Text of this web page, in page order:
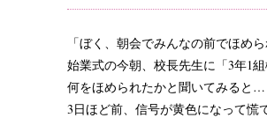
「ぼく、朝会でみんなの前でほめ
始業式の今朝、校長先生に「3年1
何をほめられたかと聞いてみると…
3日ほど前、信号が黄色になって慌